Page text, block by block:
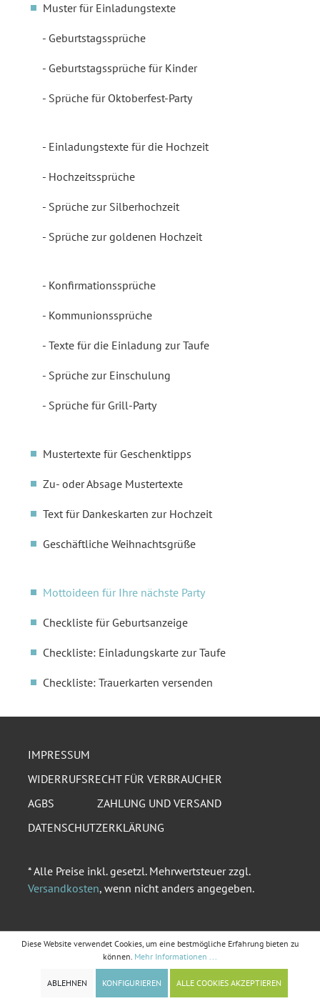
Muster für Einladungstexte
Geburtstagssprüche
Geburtstagssprüche für Kinder
Sprüche für Oktoberfest-Party
Einladungstexte für die Hochzeit
Hochzeitssprüche
Sprüche zur Silberhochzeit
Sprüche zur goldenen Hochzeit
Konfirmationssprüche
Kommunionssprüche
Texte für die Einladung zur Taufe
Sprüche zur Einschulung
Sprüche für Grill-Party
Mustertexte für Geschenktipps
Zu- oder Absage Mustertexte
Text für Dankeskarten zur Hochzeit
Geschäftliche Weihnachtsgrüße
Mottoideen für Ihre nächste Party
Checkliste für Geburtsanzeige
Checkliste: Einladungskarte zur Taufe
Checkliste: Trauerkarten versenden
IMPRESSUM
WIDERRUFSRECHT FÜR VERBRAUCHER
AGBS
ZAHLUNG UND VERSAND
DATENSCHUTZERKLÄRUNG
* Alle Preise inkl. gesetzl. Mehrwertsteuer zzgl.
Versandkosten, wenn nicht anders angegeben.
Diese Website verwendet Cookies, um eine bestmögliche Erfahrung bieten zu
können. Mehr Informationen ...
ABLEHNEN KONFIGURIEREN ALLE COOKIES AKZEPTIEREN